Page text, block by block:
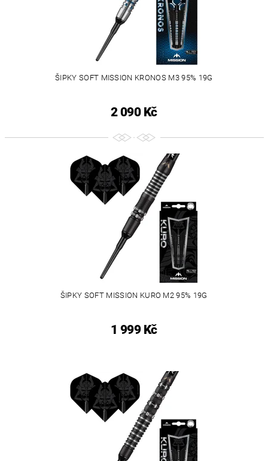
ŠIPKY SOFT MISSION KRONOS M3 95% 19G
2 090 Kč
ŠIPKY SOFT MISSION KURO M2 95% 19G
1 999 Kč